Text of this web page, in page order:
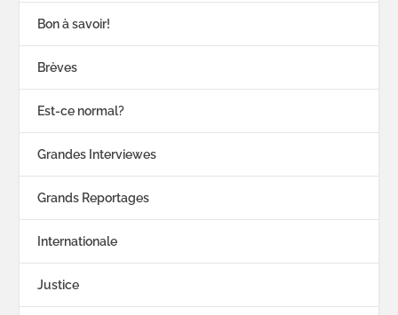
Bon à savoir!
Brèves
Est-ce normal?
Grandes Interviewes
Grands Reportages
Internationale
Justice